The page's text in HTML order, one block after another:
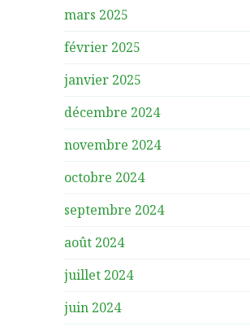
mars 2025
février 2025
janvier 2025
décembre 2024
novembre 2024
octobre 2024
septembre 2024
août 2024
juillet 2024
juin 2024